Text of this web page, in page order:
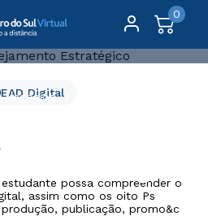
0
Negócios
Estratégico
EAD Digital
possa compreender o
assim como os oito Ps
publicação, promo&c